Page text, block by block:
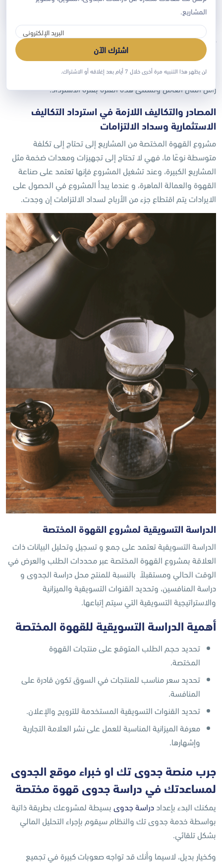
تحديد عناصر التكاليف الاستثمارية اللازمة للاسترداد
تمثل هذه التكاليف جميع المبالغ التي تم إنفاقها خلال فترة تجهيز
المشروع و يجب أن يتم استردادها خلال سنوات التشغيل وبما فيها
رأس المال العامل وتسمى هذه الفترة بفترة الاسترداد.
المصادر والتكاليف اللازمة في استرداد التكاليف
الاستثمارية وسداد الالتزامات
مشروع القهوة المختصة من المشاريع إلى تحتاج إلى تكلفة
متوسطة نوعًا ما، فهي لا تحتاج إلى تجهيزات ومعدات ضخمة مثل
المشاريع الكبيرة، وعند تشغيل المشروع فإنها تعتمد على صناعة
القهوة والعمالة الماهرة، و عندما يبدأ المشروع في الحصول على
الايرادات يتم اقتطاع جزء من الأرباح لسداد الالتزامات إن وجدت.
الدراسة التسويقية لمشروع القهوة المختصة
الدراسة التسويقية تعتمد على جمع و تسجيل وتحليل البيانات ذات
العلاقة بمشروع القهوة المختصة عبر محددات الطلب والعرض في
الوقت الحالي ومستقبلاً بالنسبة للمنتج محل دراسة الجدوى و
دراسة المنافسين، وتحديد القنوات التسويقية والميزانية
والاستراتيجية التسويقية التي سيتم إتباعها.
أهمية الدراسة التسويقية للقهوة المختصة
تحديد حجم الطلب المتوقع على منتجات القهوة
المختصة.
تحديد سعر مناسب للمنتجات في السوق تكون قادرة على
المنافسة.
تحديد القنوات التسويقية المستخدمة للترويج والإعلان.
معرفة الميزانية المناسبة للعمل على نشر العلامة التجارية
وإشهارها.
جرب منصة جدوى تك او خبراء موقع الجدوى
لمساعدتك في دراسة جدوى قهوة مختصة
يمكنك البدء بإعداد دراسة جدوى بسيطة لمشروعك بطريقة ذاتية
بواسطة خدمة جدوى تك والنظام سيقوم بإجراء التحليل المالي
بشكل تلقائي.
وكخيار بديل، لاسيما وأنك قد تواجه صعوبات كبيرة في تجميع
المشاريع.
اشترك الآن
لن يظهر هذا التنبيه مرة أخرى خلال 7 أيام بعد إغلاقه أو الاشتراك.